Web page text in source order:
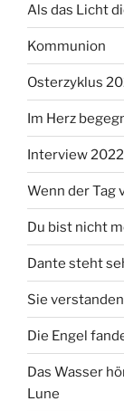
Als das Licht
Kommunion
Osterzyklus
Im Herz
Interview 2022
Wenn der Tag
Du bist nicht
Dante steht
Sie
Die Engel
Das Wasser
Lune